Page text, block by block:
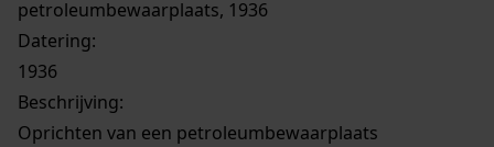
petroleumbewaarplaats, 1936
Datering:
1936
Beschrijving:
Oprichten van een petroleumbewaarplaats